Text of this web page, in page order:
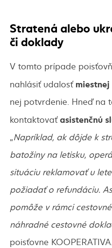
Stratená alebo
či doklady
V tomto prípade
nahlásiť udalosť
nej potvrdenie. Hneď na
kontaktovaťasistenčnú
„Napríklad, ak dôjde k
batožiny na letisku,
situáciu reklamovať u
požiadať o refundáciu.
pomôže v rámci
náhradné cestovné
poisťovne KOOPERATIVA.